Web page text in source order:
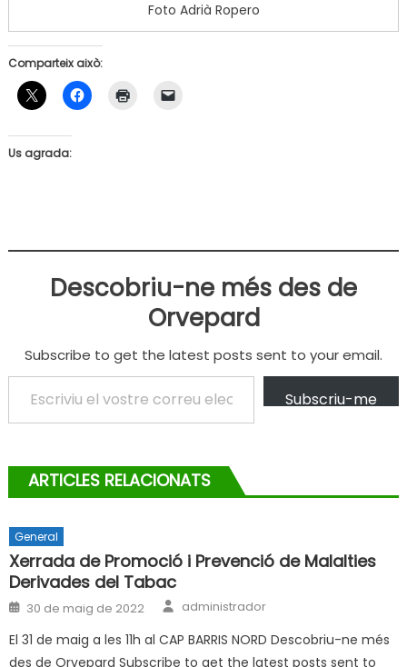
Foto Adrià Ropero
Comparteix això:
Us agrada:
Descobriu-ne més des de
Orvepard
Subscribe to get the latest posts sent to your email.
Escriviu el vostre correu electrònic…
Subscriu-me
ARTICLES RELACIONATS
General
Xerrada de Promoció i Prevenció de Malalties
Derivades del Tabac
Posted
on
30 de maig de 2022 Author
administrador
El 31 de maig a les 11h al CAP BARRIS NORD Descobriu-ne més
des de Orvepard Subscribe to get the latest posts sent to